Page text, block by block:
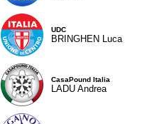
UDC
BRINGHEN Luca
CasaPound Italia
LADU Andrea